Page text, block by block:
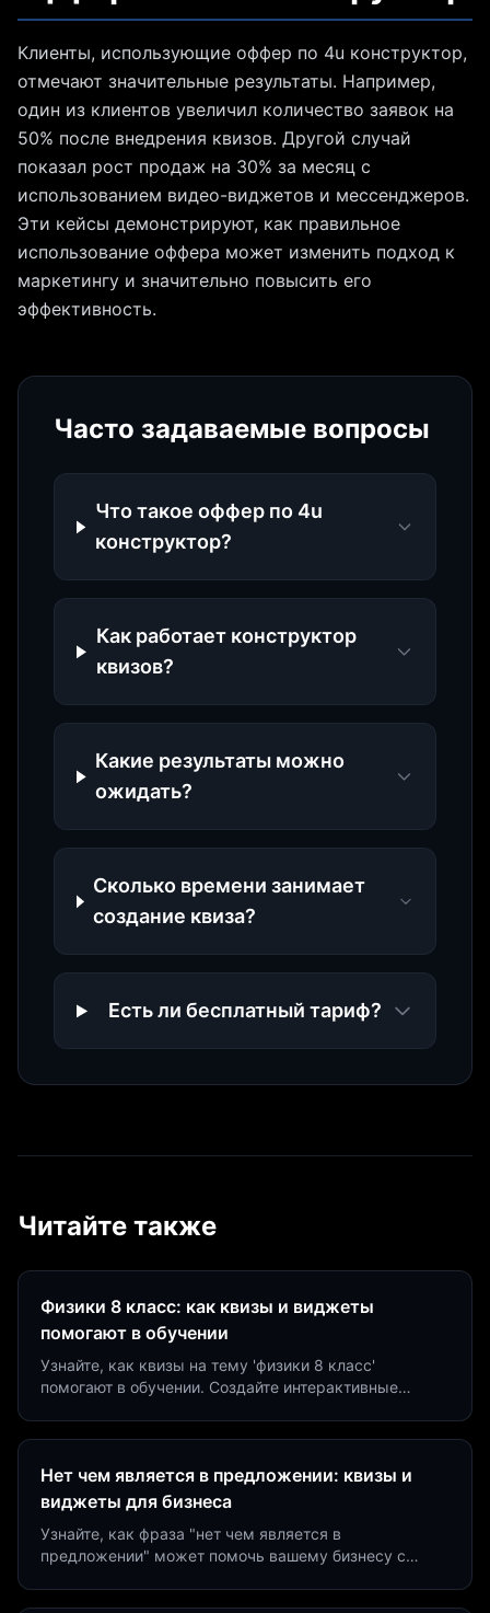
Клиенты, использующие оффер по 4u конструктор,
отмечают значительные результаты. Например,
один из клиентов увеличил количество заявок на
50% после внедрения квизов. Другой случай
показал рост продаж на 30% за месяц с
использованием видео-виджетов и мессенджеров.
Эти кейсы демонстрируют, как правильное
использование оффера может изменить подход к
маркетингу и значительно повысить его
эффективность.
Часто задаваемые вопросы
Что такое оффер по 4u
конструктор?
Как работает конструктор
квизов?
Какие результаты можно
ожидать?
Сколько времени занимает
создание квиза?
Есть ли бесплатный тариф?
Читайте также
Физики 8 класс: как квизы и виджеты
помогают в обучении
Узнайте, как квизы на тему 'физики 8 класс'
помогают в обучении. Создайте интерактивные
Нет чем является в предложении: квизы и
виджеты для бизнеса
Узнайте, как фраза "нет чем является в
предложении" может помочь вашему бизнесу с